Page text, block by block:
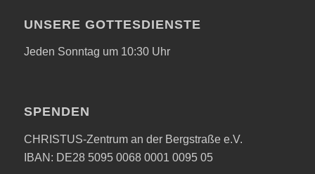
UNSERE GOTTESDIENSTE
Jeden Sonntag um 10:30 Uhr
SPENDEN
CHRISTUS-Zentrum an der Bergstraße e.V.
IBAN: DE28 5095 0068 0001 0095 05